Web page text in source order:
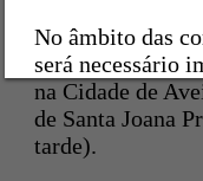
No âmbito das
será necessário
na Cidade de
de Santa Joana
tarde).